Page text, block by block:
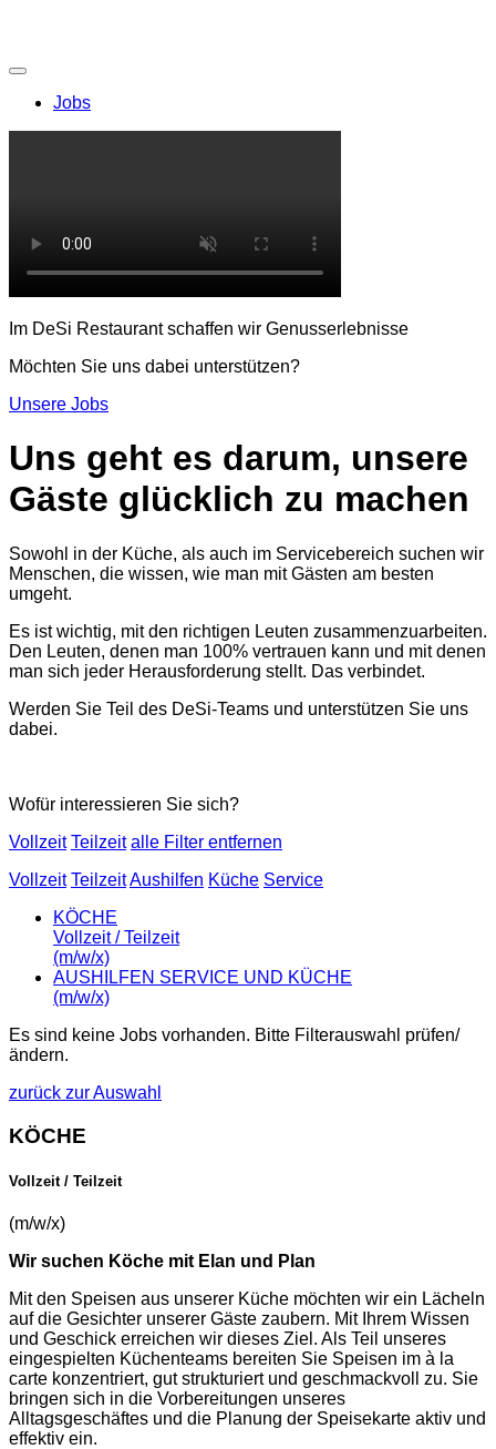
Jobs
Im DeSi Restaurant schaffen wir Genusserlebnisse
Möchten Sie uns dabei unterstützen?
Unsere Jobs
Uns geht es darum, unsere
Gäste glücklich zu machen
Sowohl in der Küche, als auch im Servicebereich suchen wir
Menschen, die wissen, wie man mit Gästen am besten
umgeht.
Es ist wichtig, mit den richtigen Leuten zusammenzuarbeiten.
Den Leuten, denen man 100% vertrauen kann und mit denen
man sich jeder Herausforderung stellt. Das verbindet.
Werden Sie Teil des DeSi-Teams und unterstützen Sie uns
dabei.
Wofür interessieren Sie sich?
Vollzeit Teilzeit alle Filter entfernen
Vollzeit TeilzeitAushilfen Küche Service
KÖCHE
Vollzeit / Teilzeit
(m/w/x)
AUSHILFEN SERVICE UND KÜCHE
(m/w/x)
Es sind keine Jobs vorhanden. Bitte Filterauswahl prüfen/
ändern.
zurück zur Auswahl
KÖCHE
Vollzeit / Teilzeit
(m/w/x)
Wir suchen Köche mit Elan und Plan
Mit den Speisen aus unserer Küche möchten wir ein Lächeln
auf die Gesichter unserer Gäste zaubern. Mit Ihrem Wissen
und Geschick erreichen wir dieses Ziel. Als Teil unseres
eingespielten Küchenteams bereiten Sie Speisen im à la
carte konzentriert, gut strukturiert und geschmackvoll zu. Sie
bringen sich in die Vorbereitungen unseres
Alltagsgeschäftes und die Planung der Speisekarte aktiv und
effektiv ein.